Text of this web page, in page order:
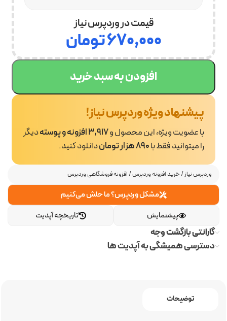
وردپرس نیاز/خرید افزونه وردپرس/ افزونه فروشگاهی وردپرس
مشکل وردپرس؟ ما حلش می‌کنیم
تاریخچه آپدیت
پیشنمایش
گارانتی بازگشت وجه
دسترسی همیشگی به آپدیت ها
قیمت در وردپرس نیاز
۶۷۰,۰۰۰تومان
افزودن به سبد خرید
پیشنهاد ویژه وردپرس نیاز!
با عضویت ویژه، این محصول و3,917 افزونه و پوسته
دیگر
را میتوانید فقط با890 هزار تومان دانلود کنید.
توضیحات